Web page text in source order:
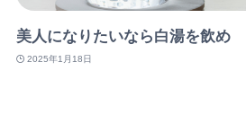
美人になりたいなら白湯を飲め
2025年1月18日